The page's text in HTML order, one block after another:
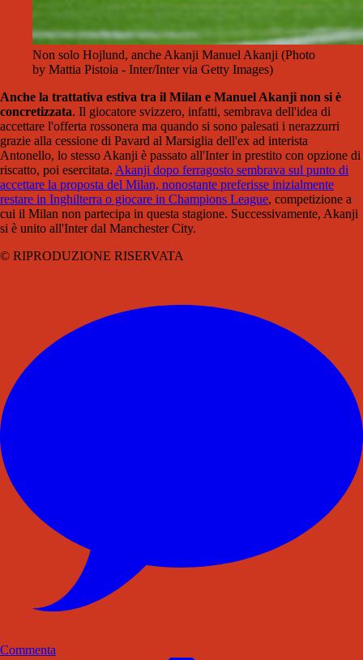
Non solo Hojlund, anche Akanji Manuel Akanji (Photo
by Mattia Pistoia - Inter/Inter via Getty Images)
Anche la trattativa estiva tra il Milan e Manuel Akanji non si è
concretizzata. Il giocatore svizzero, infatti, sembrava dell'idea di
accettare l'offerta rossonera ma quando si sono palesati i nerazzurri
grazie alla cessione di Pavard al Marsiglia dell'ex ad interista
Antonello, lo stesso Akanji è passato all'Inter in prestito con opzione di
riscatto, poi esercitata. Akanji dopo ferragosto sembrava sul punto di
accettare la proposta del Milan, nonostante preferisse inizialmente
restare in Inghilterra o giocare in Champions League, competizione a
cui il Milan non partecipa in questa stagione. Successivamente, Akanji
si è unito all'Inter dal Manchester City.
© RIPRODUZIONE RISERVATA
Commenta